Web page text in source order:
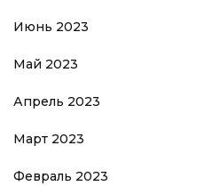
Июнь 2023
Май 2023
Апрель 2023
Март 2023
Февраль 2023